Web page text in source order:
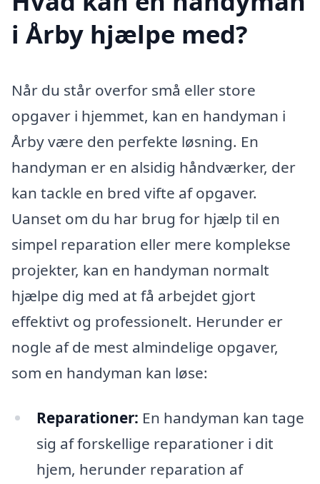
i Årby hjælpe med?
Når du står overfor små eller store
opgaver i hjemmet, kan en handyman i
Årby være den perfekte løsning. En
handyman er en alsidig håndværker, der
kan tackle en bred vifte af opgaver.
Uanset om du har brug for hjælp til en
simpel reparation eller mere komplekse
projekter, kan en handyman normalt
hjælpe dig med at få arbejdet gjort
effektivt og professionelt. Herunder er
nogle af de mest almindelige opgaver,
som en handyman kan løse:
Reparationer: En handyman kan tage
sig af forskellige reparationer i dit
hjem, herunder reparation af